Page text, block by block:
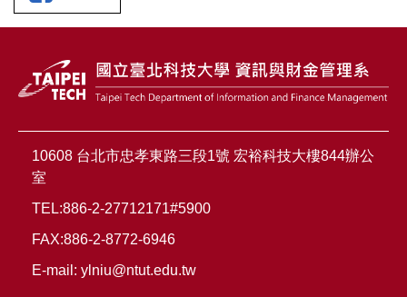
10608 台北市忠孝東路三段1號 宏裕科技大樓844辦公
室
TEL:886-2-27712171#5900
FAX:886-2-8772-6946
E-mail: ylniu@ntut.edu.tw